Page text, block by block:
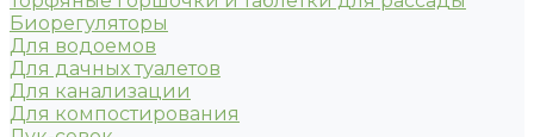
Биорегуляторы
Для водоемов
Для дачных туалетов
Для канализации
Для компостирования